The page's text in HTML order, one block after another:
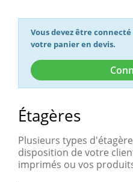
Vous devez être
votre panier en devis.
Étagères
Plusieurs types
disposition de votre
imprimés ou vos